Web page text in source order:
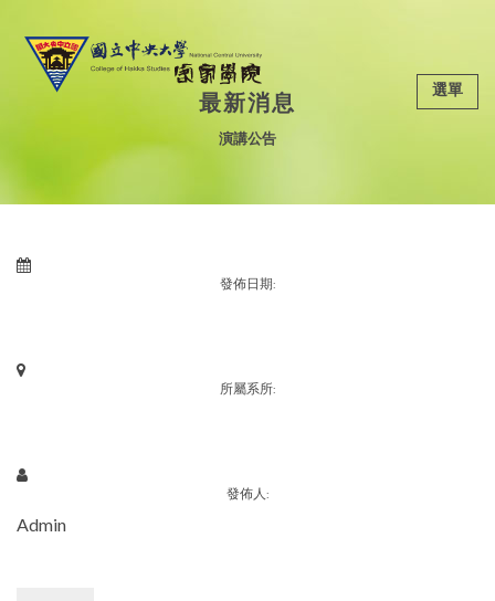
選單
最新消息
演講公告
發佈日期:
所屬系所:
發佈人:
Admin